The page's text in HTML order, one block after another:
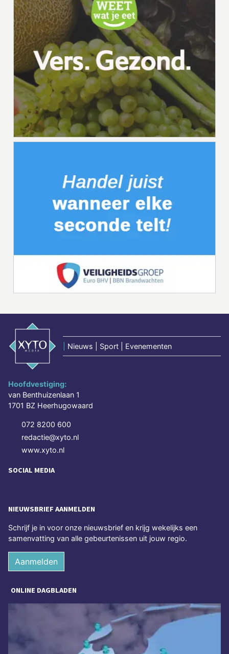
Nieuws | Sport | Evenementen
Hoofdvestiging:
van Benthuizenlaan 1
1701 BZ Heerhugowaard
072 8200 600
redactie@xyto.nl
www.xyto.nl
SOCIAL MEDIA
NIEUWSBRIEF AANMELDEN
Schrijf je in voor onze nieuwsbrief en krijg wekelijks een
samenvatting van alle gebeurtenissen uit jouw regio.
Aanmelden
ONLINE DAGBLADEN